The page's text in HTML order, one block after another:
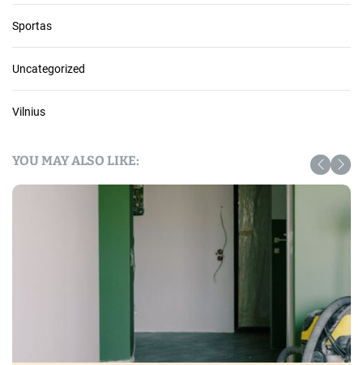
Sportas
Uncategorized
Vilnius
YOU MAY ALSO LIKE: